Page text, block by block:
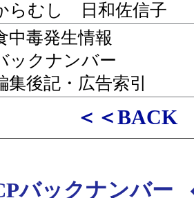
らむし 日和佐信子
中毒発生情報
ックナンバー
集後記・広告索引
＜＜BACK
バックナンバー